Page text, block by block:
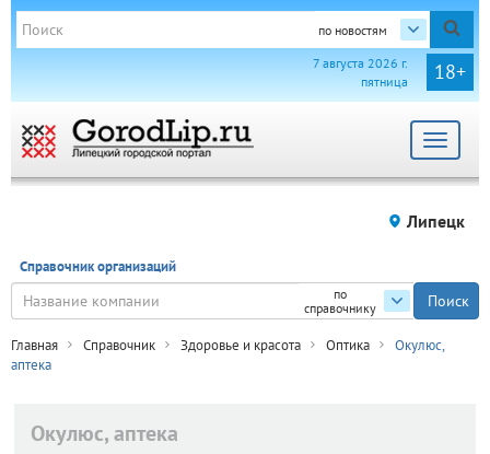
по новостям
18+
7 августа 2026 г.
пятница
Toggle
Липецк
Справочник организаций
по
справочнику
Главная Справочник Здоровье и красота Оптика
Окулюс,
аптека
Окулюс, аптека